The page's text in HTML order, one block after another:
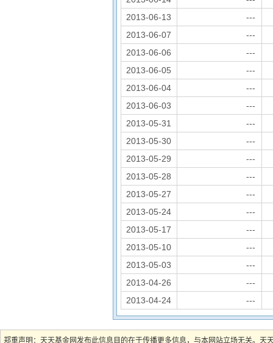
2013-06-13
---
2013-06-07
---
2013-06-06
---
2013-06-05
---
2013-06-04
---
2013-06-03
---
2013-05-31
---
2013-05-30
---
2013-05-29
---
2013-05-28
---
2013-05-27
---
2013-05-24
---
2013-05-17
---
2013-05-10
---
2013-05-03
---
2013-04-26
---
2013-04-24
---
郑重声明：天天基金网发布此信息目的在于传播更多信息，与本网站立场无关。